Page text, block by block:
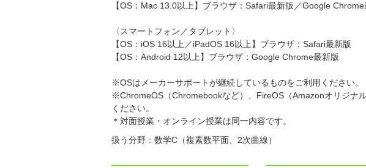
【OS：Mac 13.0以上】ブラウザ：Safari最新版／Google Chrome
〈スマートフォン／タブレット〉
【OS：iOS 16以上／iPadOS 16以上】ブラウザ：Safari最新版
【OS：Android 12以上】ブラウザ：Google Chrome最新版
※OSはメーカーサポートが継続しているものをご利用ください。
※ChromeOS（Chromebookなど）、FireOS（Amazonオリジナ
ください。
＊対面授業・オンライン授業は同一内容です。
扱う分野：数学C（複素数平面、2次曲線）